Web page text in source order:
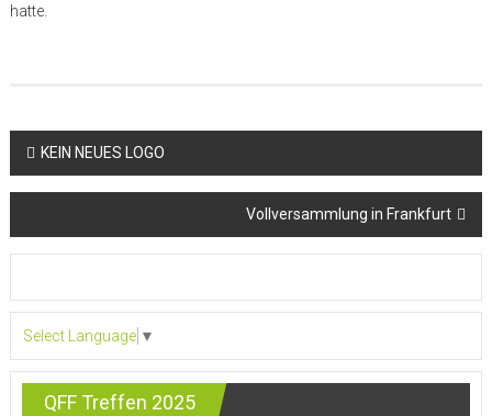
hatte.
Beitragsnavigation
KEIN NEUES LOGO
Vollversammlung in Frankfurt
Select Language ▼
QFF Treffen 2025